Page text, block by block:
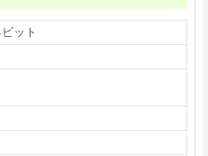
ット